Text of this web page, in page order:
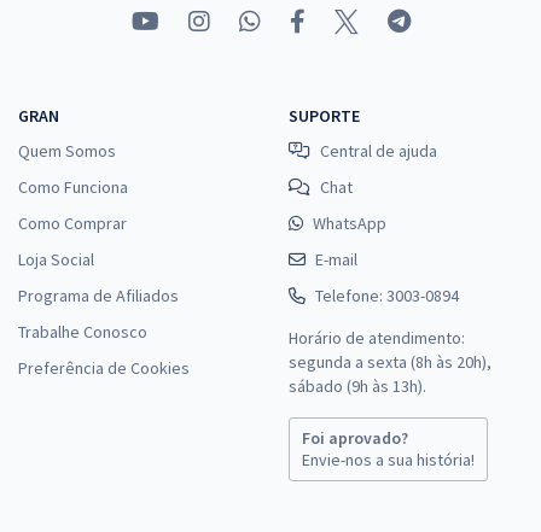
GRAN
Quem Somos
Como Funciona
Como Comprar
Loja Social
Programa de Afiliados
Trabalhe Conosco
Preferência de Cookies
SUPORTE
Central de ajuda
Chat
WhatsApp
E-mail
Telefone: 3003-0894
Horário de atendimento:
segunda a sexta (8h às 20h),
sábado (9h às 13h).
Foi aprovado?
Envie-nos a sua história!